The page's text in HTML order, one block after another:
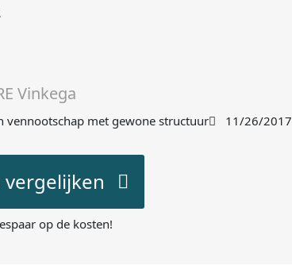
Vinkega
vennootschap met gewone structuur 11/26/2017
op de kosten!